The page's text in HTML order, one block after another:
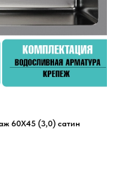
60Х45 (3,0) сатин